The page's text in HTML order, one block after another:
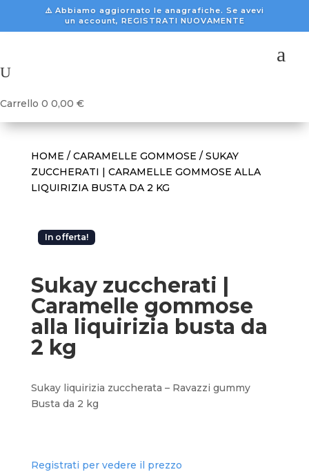
⚠️ Abbiamo aggiornato le anagrafiche. Se avevi
un account, REGISTRATI NUOVAMENTE
a
U
Carrello 0 0,00 €
HOME / CARAMELLE GOMMOSE / SUKAY
ZUCCHERATI | CARAMELLE GOMMOSE ALLA
LIQUIRIZIA BUSTA DA 2 KG
In offerta!
Sukay zuccherati |
Caramelle gommose
alla liquirizia busta da
2 kg
Sukay liquirizia zuccherata – Ravazzi gummy
Busta da 2 kg
Registrati per vedere il prezzo